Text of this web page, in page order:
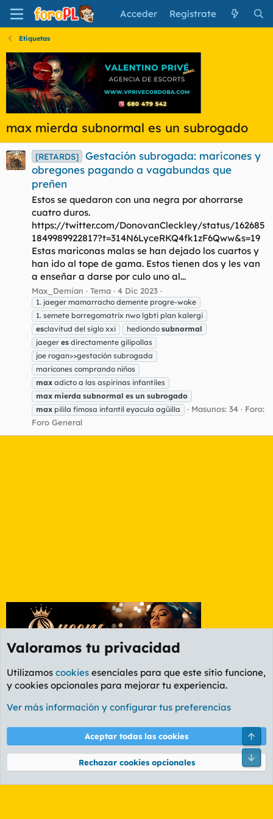
Acceder Regístrate
Etiquetas
max mierda subnormal es un subrogado
[RETARDS]
Gestación subrogada: maricones y
obregones pagando a vagabundas que
preñen
Estos se quedaron con una negra por ahorrarse
cuatro duros.
https://twitter.com/DonovanCleckley/status/162685
1849989922817?t=314N6LyceRKQ4fk1zF6Qww&s=19
Estas mariconas malas se han dejado los cuartos y
han ido al tope de gama. Estos tienen dos y les van
a enseñar a darse por culo uno al...
Max_Demian Tema 4 Dic 2023
1. jaeger mamarracho demente progre-woke
1. semete borregomatrix nwo lgbti plan kalergi
esclavitud del siglo xxi hediondo subnormal
jaeger es directamente gilipollas
joe rogan>>gestación subrogada
maricones comprando niños
max adicto a las aspirinas infantiles
max mierda subnormal es un subrogado
max pilila fimosa infantil eyacula agüilla Masunos: 34
Foro:
Foro General
Etiquetas
Cookies
PL OLDSTYLE AMARILLO
Términos y reglas Política de privacidad Ayuda
Community platform by XenForo® © 2010-2026 XenForo Ltd.
Valoramos tu privacidad
Utilizamos cookies esenciales para que este sitio funcione,
y cookies opcionales para mejorar tu experiencia.
Ver más información y configurar tus preferencias
Aceptar todas las cookies
Rechazar cookies opcionales
Pie